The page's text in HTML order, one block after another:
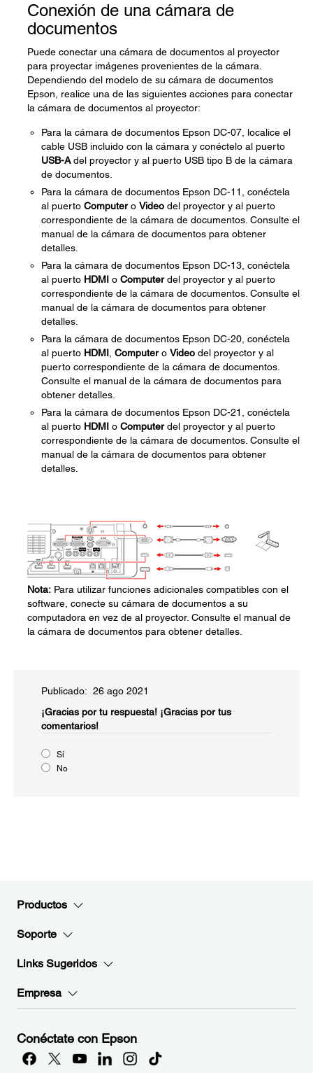
Conexión de una cámara de
documentos
Puede conectar una cámara de documentos al proyector
para proyectar imágenes provenientes de la cámara.
Dependiendo del modelo de su cámara de documentos
Epson, realice una de las siguientes acciones para conectar
la cámara de documentos al proyector:
Para la cámara de documentos Epson DC-07, localice el
cable USB incluido con la cámara y conéctelo al puerto
USB-Adel proyector y al puerto USB tipo B de la cámara
de documentos.
Para la cámara de documentos Epson DC-11, conéctela
al puerto Computero Video del proyector y al puerto
correspondiente de la cámara de documentos. Consulte el
manual de la cámara de documentos para obtener
detalles.
Para la cámara de documentos Epson DC-13, conéctela
al puerto HDMI o Computerdel proyector y al puerto
correspondiente de la cámara de documentos. Consulte el
manual de la cámara de documentos para obtener
detalles.
Para la cámara de documentos Epson DC-20, conéctela
al puerto HDMI Computero Video del proyector y al
puerto correspondiente de la cámara de documentos.
Consulte el manual de la cámara de documentos para
obtener detalles.
Para la cámara de documentos Epson DC-21, conéctela
al puerto HDMI o Computerdel proyector y al puerto
correspondiente de la cámara de documentos. Consulte el
manual de la cámara de documentos para obtener
detalles.
Nota: Para utilizar funciones adicionales compatibles con el
software, conecte su cámara de documentos a su
computadora en vez de al proyector. Consulte el manual de
la cámara de documentos para obtener detalles.
Publicado: 26 ago 2021
¡Gracias por tu respuesta! ¡Gracias por tus
comentarios!
Sí
No
Productos
Soporte
Links Sugeridos
Empresa
Conéctate con Epson